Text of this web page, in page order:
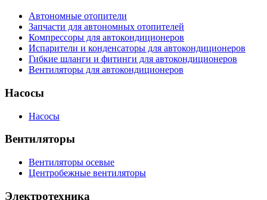
Автономные отопители
Запчасти для автономных отопителей
Компрессоры для автокондиционеров
Испарители и конденсаторы для автокондиционеров
Гибкие шланги и фитинги для автокондиционеров
Вентиляторы для автокондиционеров
Насосы
Насосы
Вентиляторы
Вентиляторы осевые
Центробежные вентиляторы
Электротехника